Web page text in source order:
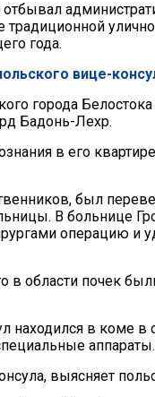
традиционной
года.
вице-
города
Бадонь-Лехр.
в его
был
В больнице
операцию и
в области почек
находился в коме в
аппараты.
выясняет